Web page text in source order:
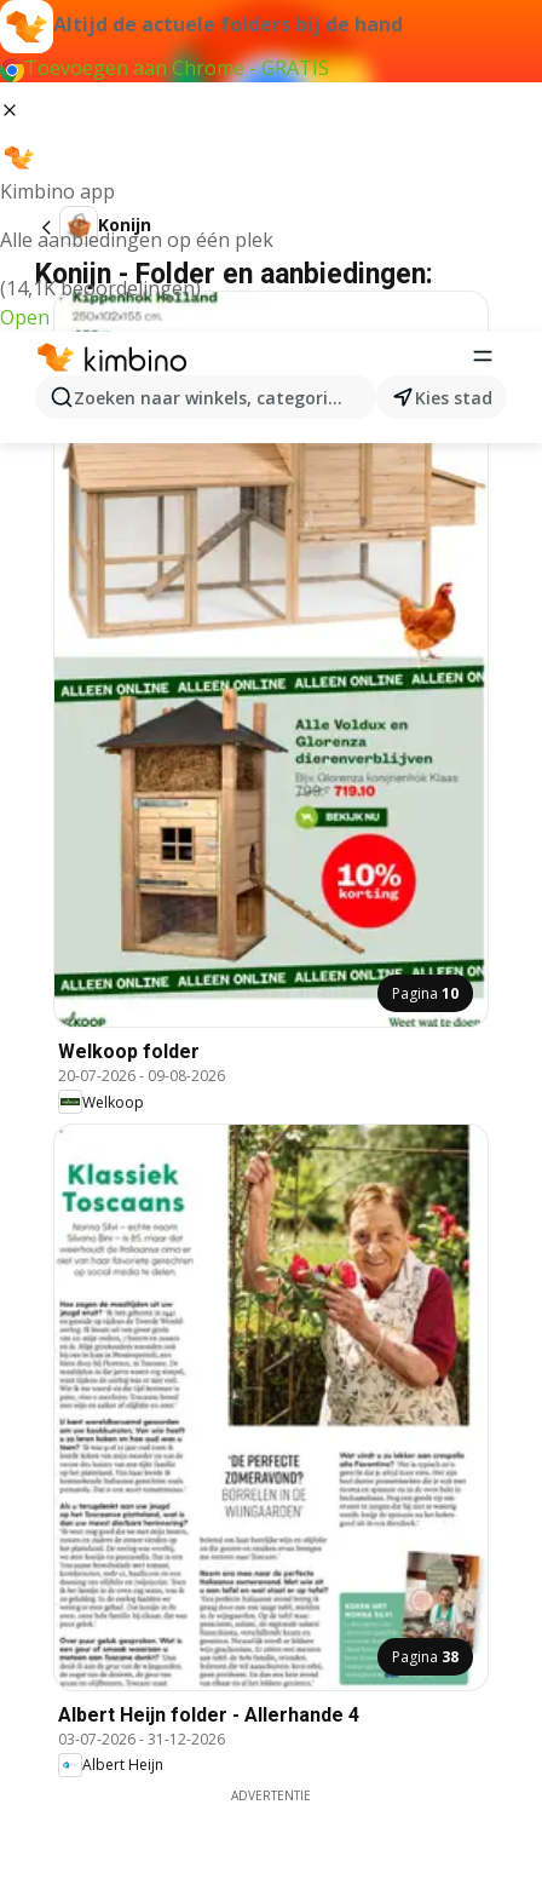
Altijd de actuele folders bij de hand
Toevoegen aan Chrome - GRATIS
Kimbino app
Alle aanbiedingen op één plek
(14,1K beoordelingen)
Open
Zoeken naar winkels, categorieën, producten...
Kies stad
Konijn
Konijn - Folder en aanbiedingen:
Pagina 10
Welkoop folder
20-07-2026- 09-08-2026
Welkoop
Pagina 38
Albert Heijn folder - Allerhande 4
03-07-2026-31-12-2026
Albert Heijn
ADVERTENTIE